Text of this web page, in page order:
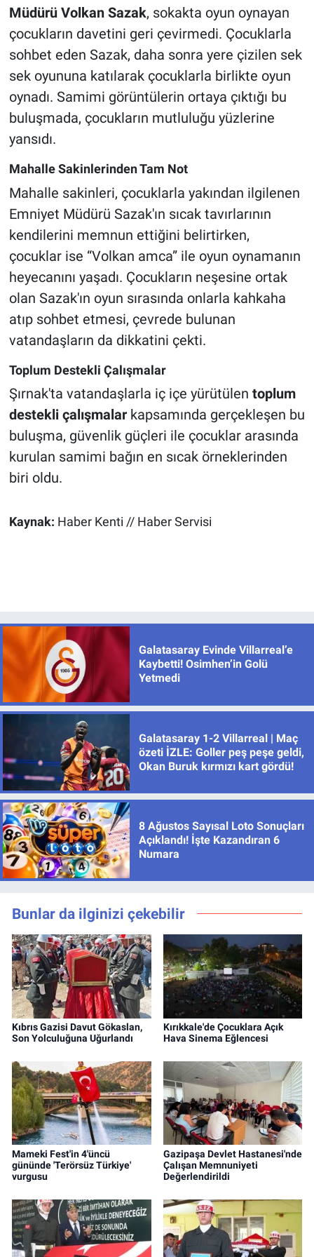
Müdürü Volkan Sazak, sokakta oyun oynayan
çocukların davetini geri çevirmedi. Çocuklarla
sohbet eden Sazak, daha sonra yere çizilen sek
sek oyununa katılarak çocuklarla birlikte oyun
oynadı. Samimi görüntülerin ortaya çıktığı bu
buluşmada, çocukların mutluluğu yüzlerine
yansıdı.
Mahalle Sakinlerinden Tam Not
Mahalle sakinleri, çocuklarla yakından ilgilenen
Emniyet Müdürü Sazak'ın sıcak tavırlarının
kendilerini memnun ettiğini belirtirken,
çocuklar ise “Volkan amca” ile oyun oynamanın
heyecanını yaşadı. Çocukların neşesine ortak
olan Sazak'ın oyun sırasında onlarla kahkaha
atıp sohbet etmesi, çevrede bulunan
vatandaşların da dikkatini çekti.
Toplum Destekli Çalışmalar
Şırnak'ta vatandaşlarla iç içe yürütülen toplum
destekli çalışmalarkapsamında gerçekleşen bu
buluşma, güvenlik güçleri ile çocuklar arasında
kurulan samimi bağın en sıcak örneklerinden
biri oldu.
Kaynak: Haber Kenti // Haber Servisi
Galatasaray Evinde Villarreal’e
Kaybetti! Osimhen’in Golü
Yetmedi
Galatasaray 1-2 Villarreal | Maç
özeti İZLE: Goller peş peşe geldi,
Okan Buruk kırmızı kart gördü!
8 Ağustos Sayısal Loto Sonuçları
Açıklandı! İşte Kazandıran 6
Numara
Bunlar da ilginizi çekebilir
Kıbrıs Gazisi Davut Gökaslan,
Son Yolculuğuna Uğurlandı
Kırıkkale'de Çocuklara Açık
Hava Sinema Eğlencesi
Mameki Fest'in 4'üncü
gününde 'Terörsüz Türkiye'
vurgusu
Gazipaşa Devlet Hastanesi'nde
Çalışan Memnuniyeti
Değerlendirildi